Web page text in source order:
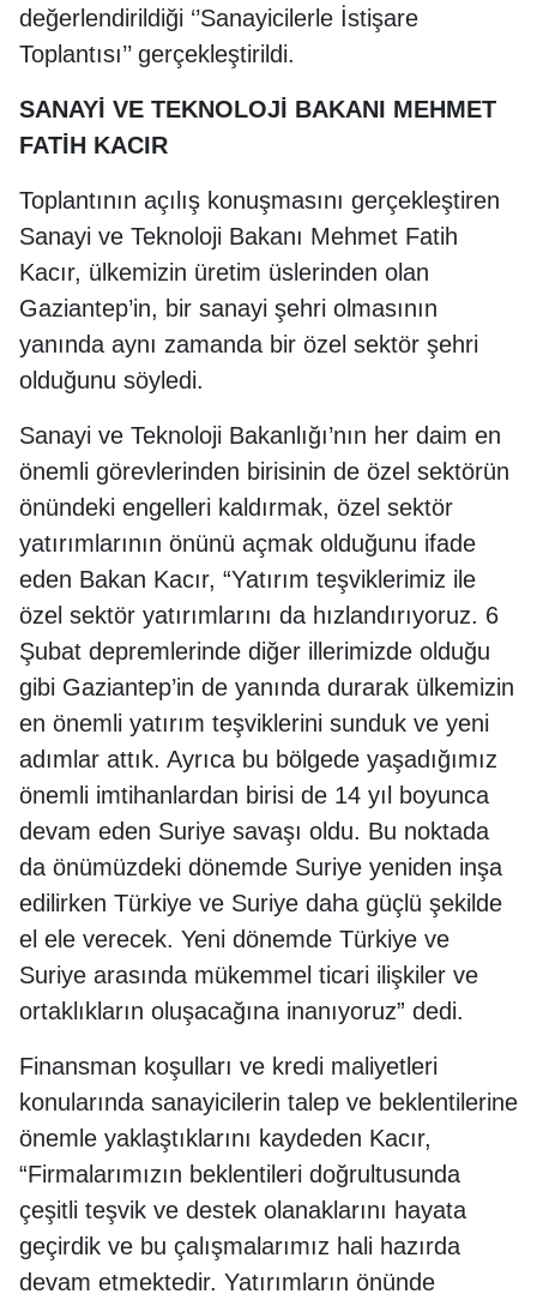
değerlendirildiği ‘’Sanayicilerle İstişare
Toplantısı’’ gerçekleştirildi.
SANAYİ VE TEKNOLOJİ BAKANI MEHMET
FATİH KACIR
Toplantının açılış konuşmasını gerçekleştiren
Sanayi ve Teknoloji Bakanı Mehmet Fatih
Kacır, ülkemizin üretim üslerinden olan
Gaziantep’in, bir sanayi şehri olmasının
yanında aynı zamanda bir özel sektör şehri
olduğunu söyledi.
Sanayi ve Teknoloji Bakanlığı’nın her daim en
önemli görevlerinden birisinin de özel sektörün
önündeki engelleri kaldırmak, özel sektör
yatırımlarının önünü açmak olduğunu ifade
eden Bakan Kacır, “Yatırım teşviklerimiz ile
özel sektör yatırımlarını da hızlandırıyoruz. 6
Şubat depremlerinde diğer illerimizde olduğu
gibi Gaziantep’in de yanında durarak ülkemizin
en önemli yatırım teşviklerini sunduk ve yeni
adımlar attık. Ayrıca bu bölgede yaşadığımız
önemli imtihanlardan birisi de 14 yıl boyunca
devam eden Suriye savaşı oldu. Bu noktada
da önümüzdeki dönemde Suriye yeniden inşa
edilirken Türkiye ve Suriye daha güçlü şekilde
el ele verecek. Yeni dönemde Türkiye ve
Suriye arasında mükemmel ticari ilişkiler ve
ortaklıkların oluşacağına inanıyoruz” dedi.
Finansman koşulları ve kredi maliyetleri
konularında sanayicilerin talep ve beklentilerine
önemle yaklaştıklarını kaydeden Kacır,
“Firmalarımızın beklentileri doğrultusunda
çeşitli teşvik ve destek olanaklarını hayata
geçirdik ve bu çalışmalarımız hali hazırda
devam etmektedir. Yatırımların önünde